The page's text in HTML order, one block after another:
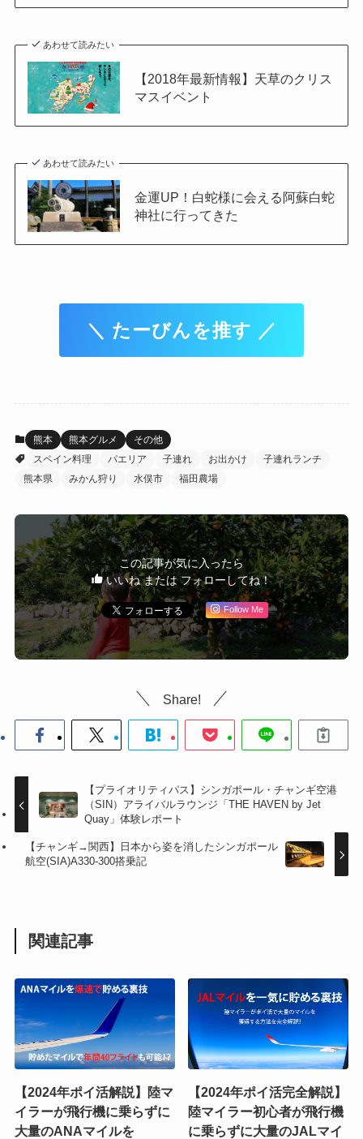
あわせて読みたい
【2018年最新情報】天草のクリス
マスイベント
あわせて読みたい
金運UP！白蛇様に会える阿蘇白蛇
神社に行ってきた
＼ たーびんを推す ／
熊本 熊本グルメ
その他
スペイン料理
パエリア 子連れ お出かけ
子連れランチ
熊本県
みかん狩り 水俣市 福田農場
この記事が気に入ったら
いいね または フォローしてね！
Follow Me
Share!
【プライオリティパス】シンガポール・チャンギ空港
（SIN）アライバルラウンジ「THE HAVEN by Jet
Quay」体験レポート
【チャンギ→関西】日本から姿を消したシンガポール
航空(SIA)A330-300搭乗記
関連記事
【2024年ポイ活解説】陸マ
イラーが飛行機に乗らずに
大量のANAマイルを
【2024年ポイ活完全解説】
陸マイラー初心者が飛行機
に乗らずに大量のJALマイ